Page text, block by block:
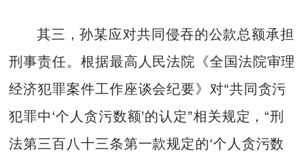
其三，孙某应对共同侵吞的公款总额承担
刑事责任。根据最高人民法院《全国法院审理
经济犯罪案件工作座谈会纪要》对“共同贪污
犯罪中‘个人贪污数额’的认定”相关规定，“刑
法第三百八十三条第一款规定的‘个人贪污数